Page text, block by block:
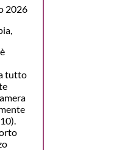
2026
tutto